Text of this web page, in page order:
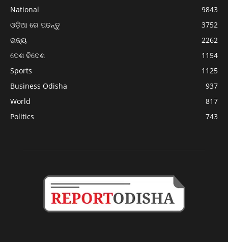
National
9843
ଓଡ଼ିଆ ରେ ପଢନ୍ତୁ
3752
ରାଜ୍ୟ
2262
ଦେଶ ବିଦେଶ
1154
Sports
1125
Business Odisha
937
World
817
Politics
743